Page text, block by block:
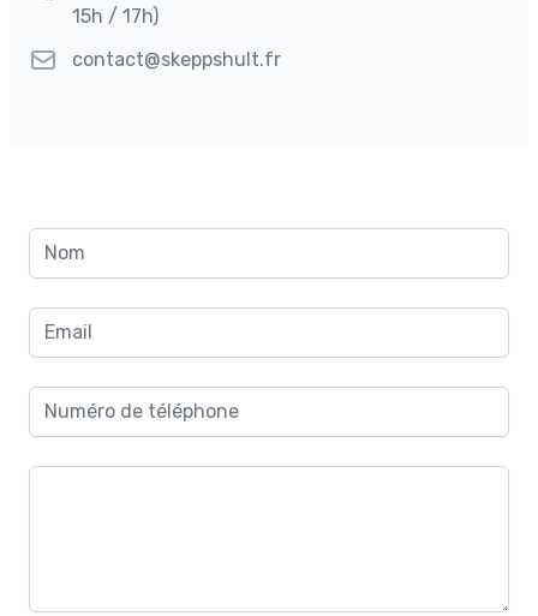
15h / 17h)
E-mailcontact@skeppshult.fr
Nom
Email
Numéro de téléphone
Que voulez vous nous dire ?